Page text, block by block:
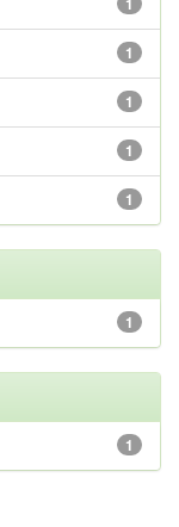
1
1
1
1
1
1